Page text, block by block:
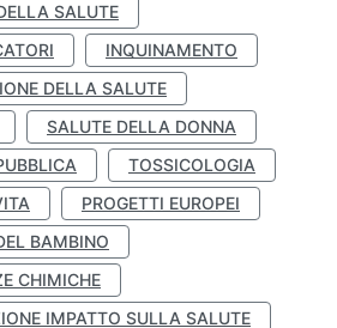
SALUTE
INQUINAMENTO
DELLA SALUTE
SALUTE DELLA DONNA
TOSSICOLOGIA
PROGETTI EUROPEI
BAMBINO
CHIMICHE
IMPATTO SULLA SALUTE